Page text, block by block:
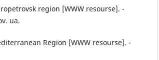
region [WWW resourse]. -
ua.
Region [WWW resourse]. -